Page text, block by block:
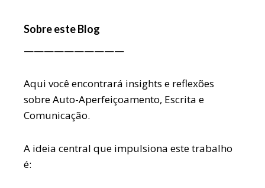
Sobre este Blog
——————————
Aqui você encontrará insights e reflexões
sobre Auto-Aperfeiçoamento, Escrita e
Comunicação.
A ideia central que impulsiona este trabalho
é: